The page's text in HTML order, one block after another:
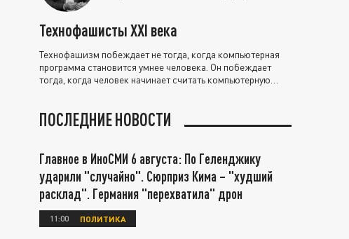
Технофашисты XXI века
Технофашизм побеждает не тогда, когда компьютерная
программа становится умнее человека. Он побеждает
тогда, когда человек начинает считать компьютерную
ПОСЛЕДНИЕ НОВОСТИ
Главное в ИноСМИ 6 августа: По Геленджику
ударили "случайно". Сюрприз Кима – "худший
расклад". Германия "перехватила" дрон
11:00 ПОЛИТИКА